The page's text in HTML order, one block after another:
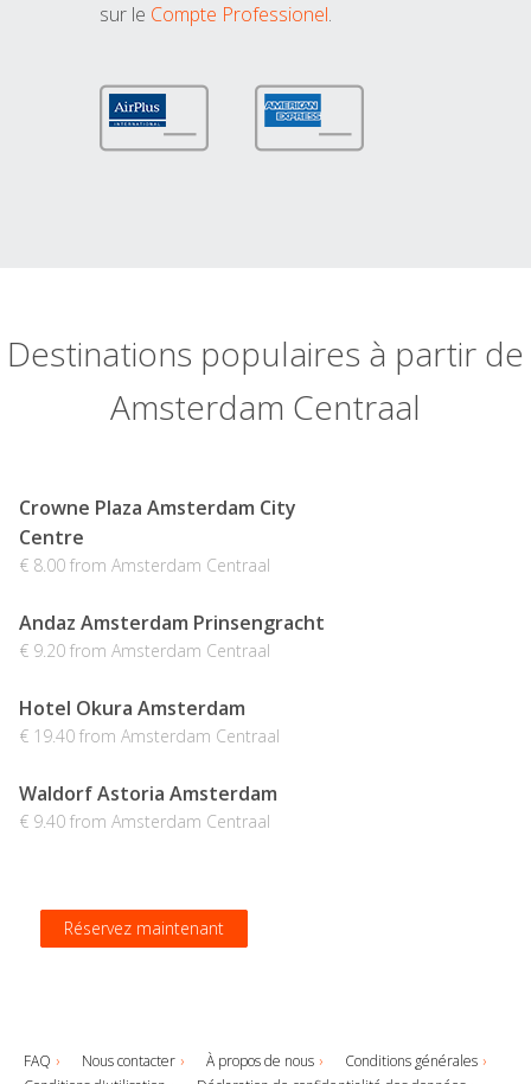
sur le Compte Professionel.
Destinations populaires à partir de
Amsterdam Centraal
Crowne Plaza Amsterdam City
Centre
€ 8.00 from Amsterdam Centraal
Réservez maintenant
Andaz Amsterdam Prinsengracht
€ 9.20 from Amsterdam Centraal
Réservez maintenant
Hotel Okura Amsterdam
€ 19.40 from Amsterdam Centraal
Réservez maintenant
Waldorf Astoria Amsterdam
€ 9.40 from Amsterdam Centraal
Réservez maintenant
FAQ Nous contacter À propos de nous
Conditions générales